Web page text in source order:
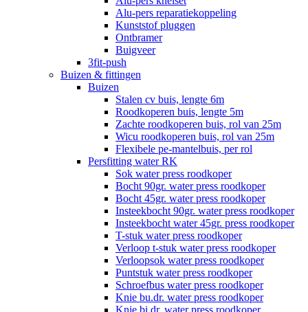
Alu-pers reparatiekoppeling
Kunststof pluggen
Ontbramer
Buigveer
3fit-push
Buizen & fittingen
Buizen
Stalen cv buis, lengte 6m
Roodkoperen buis, lengte 5m
Zachte roodkoperen buis, rol van 25m
Wicu roodkoperen buis, rol van 25m
Flexibele pe-mantelbuis, per rol
Persfitting water RK
Sok water press roodkoper
Bocht 90gr. water press roodkoper
Bocht 45gr. water press roodkoper
Insteekbocht 90gr. water press roodkoper
Insteekbocht water 45gr. press roodkoper
T-stuk water press roodkoper
Verloop t-stuk water press roodkoper
Verloopsok water press roodkoper
Puntstuk water press roodkoper
Schroefbus water press roodkoper
Knie bu.dr. water press roodkoper
Knie bi.dr. water press roodkoper